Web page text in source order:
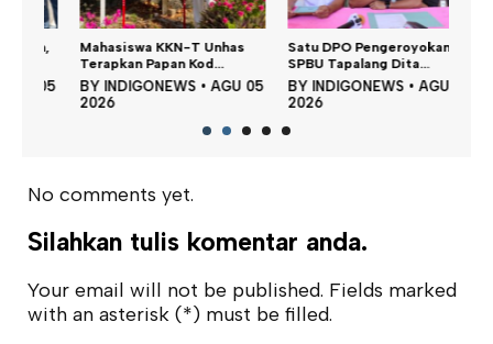
Mahasiswa KKN-T Unhas
Terapkan Papan Kod...
BY INDIGONEWS •AGU 05
Satu DPO Pengeroyokan
SPBU Tapalang Dita...
BY INDIGONEWS •AGU 05
No comments yet.
Silahkan tulis komentar anda.
Your email will not be published. Fields marked
with an asterisk (*) must be filled.